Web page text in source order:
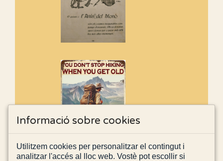
Informació sobre cookies
Utilitzem cookies per personalitzar el contingut i
analitzar l'accés al lloc web. Vostè pot escollir si